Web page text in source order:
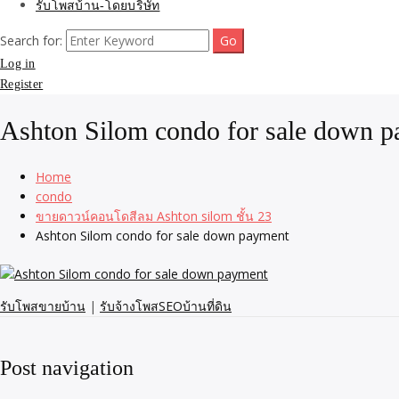
รับโพสบ้าน-โดยบริษัท
Search for:
Log in
Register
Ashton Silom condo for sale down
Home
condo
ขายดาวน์คอนโดสีลม Ashton silom ชั้น 23
Ashton Silom condo for sale down payment
รับโพสขายบ้าน | รับจ้างโพสSEOบ้านที่ดิน
Post navigation